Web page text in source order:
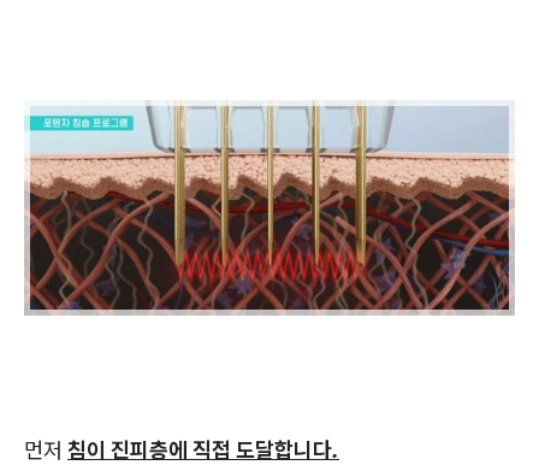
먼저 침이 진피층에 직접 도달합니다.